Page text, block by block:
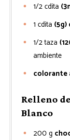
1/2cdita
1 cdita
1/2taza
ambiente
colorante
Relleno
Blanco
200 g